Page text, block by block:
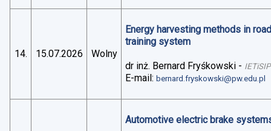
14. 15.07.2026 Wolny
Energy harvesting methods in
training system
dr inż. Bernard Fryśkowski - IETiSIP
E-mail:bernard.fryskowski@pw.edu.pl
Automotive electric brake